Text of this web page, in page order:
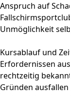
Anspruch auf
Unmöglichkeit
Kursablauf und
Erfordernissen
rechtzeitig
Gründen